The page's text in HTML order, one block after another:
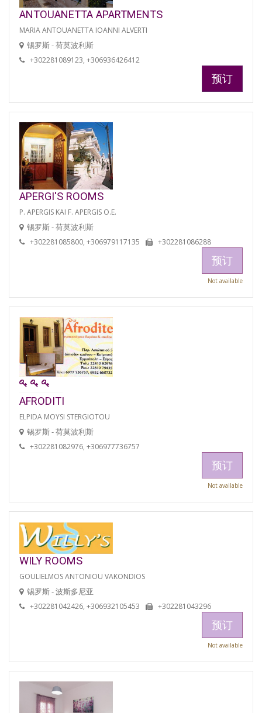
ANTOUANETTA APARTMENTS
MARIA ANTOUANETTA IOANNI ALVERTI
锡罗斯 - 荷莫波利斯
+302281089123, +306936426412
预订
APERGI'S ROOMS
P. APERGIS KAI F. APERGIS O.E.
锡罗斯 - 荷莫波利斯
+302281085800, +306979117135 +302281086288
预订
Not available
AFRODITI
ELPIDA MOYSI STERGIOTOU
锡罗斯 - 荷莫波利斯
+302281082976, +306977736757
预订
Not available
WILY ROOMS
GOULIELMOS ANTONIOU VAKONDIOS
锡罗斯 - 波斯多尼亚
+302281042426, +306932105453 +302281043296
预订
Not available